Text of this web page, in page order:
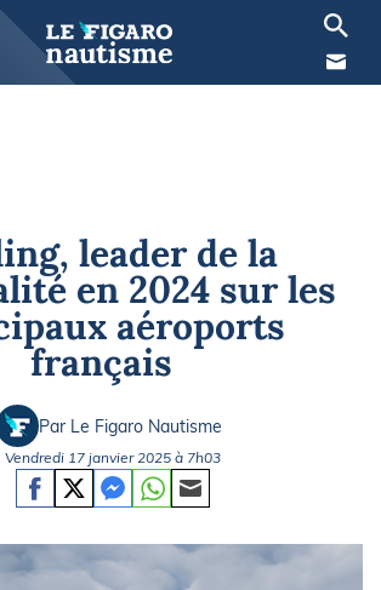
leader de la
en 2024 sur les
aéroports
français
Par Le Figaro Nautisme
Vendredi 17 janvier 2025 à 7h03